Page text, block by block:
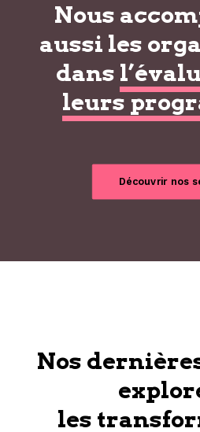
Nous
aussi les
dans
leurs
Découvrir nos
Nos
les